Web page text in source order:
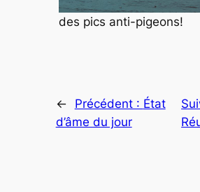
des pics anti-pigeons!
← Précédent : État
d’âme du jour